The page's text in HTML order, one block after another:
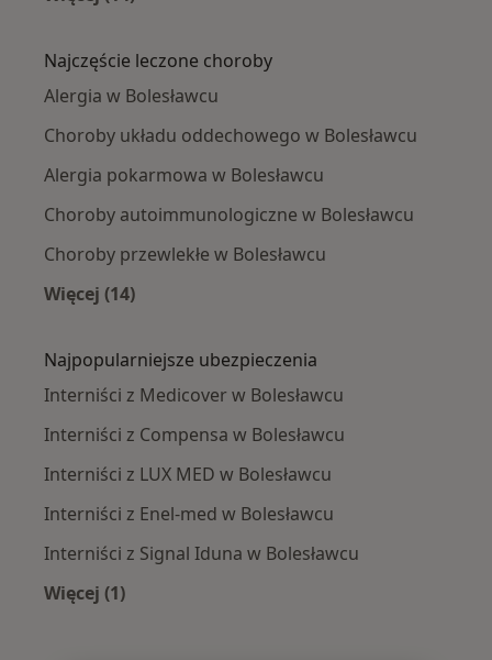
Najczęście leczone choroby
Alergia w Bolesławcu
Choroby układu oddechowego w Bolesławcu
Alergia pokarmowa w Bolesławcu
Choroby autoimmunologiczne w Bolesławcu
Choroby przewlekłe w Bolesławcu
Więcej (14)
Najpopularniejsze ubezpieczenia
Interniści z Medicover w Bolesławcu
Interniści z Compensa w Bolesławcu
Interniści z LUX MED w Bolesławcu
Interniści z Enel-med w Bolesławcu
Interniści z Signal Iduna w Bolesławcu
Więcej (1)